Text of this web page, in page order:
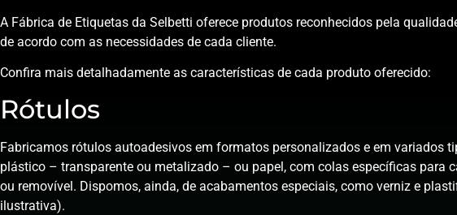
A Fábrica de Etiquetas da Selbetti oferece produtos reconhecidos pela
de acordo com as necessidades de cada cliente.
Confira mais detalhadamente as características de cada produto oferecido:
Rótulos
Fabricamos rótulos autoadesivos em formatos personalizados e em variados
plástico – transparente ou metalizado – ou papel, com colas específicas para
ou removível. Dispomos, ainda, de acabamentos especiais, como verniz e
ilustrativa).